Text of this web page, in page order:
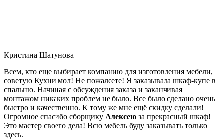
Кристина Шатунова
Всем, кто еще выбирает компанию для изготовления мебели,
советую Кухни мол! Не пожалеете! Я заказывала шкаф-купе в
спальню. Начиная с обсуждения заказа и заканчивая
монтажом никаких проблем не было. Все было сделано очень
быстро и качественно. К тому же мне ещё скидку сделали!
Огромное спасибо сборщику Алексею за прекрасный шкаф!
Это мастер своего дела! Всю мебель буду заказывать только
здесь.